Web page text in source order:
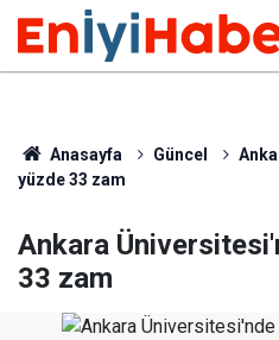
Anasayfa Güncel
yüzde 33 zam
Ankara
33 zam